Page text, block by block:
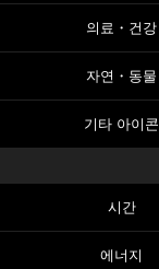
의료・건강
자연・동물
기타 아이콘
시간
에너지